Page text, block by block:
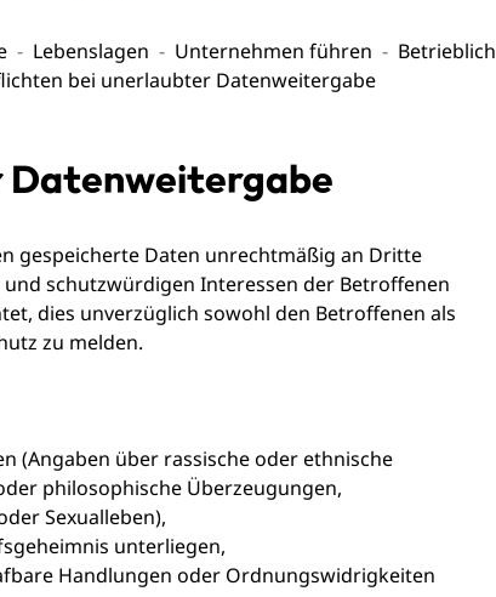
Lebenslagen Unternehmen führen
bei unerlaubter Datenweitergabe
Datenweitergabe
gespeicherte Daten unrechtmäßig an Dritte
schutzwürdigen Interessen der Betroffenen
dies unverzüglich sowohl den Betroffenen als
zu melden.
(Angaben über rassische oder ethnische
philosophische Überzeugungen,
Sexualleben),
unterliegen,
Handlungen oder Ordnungswidrigkeiten